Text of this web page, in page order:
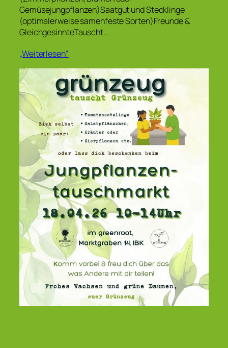
Gemüsejungpflanzen)Saatgut und Stecklinge
(optimalerweise samenfeste Sorten)Freunde &
GleichgesinnteTauscht…
„Weiterlesen“